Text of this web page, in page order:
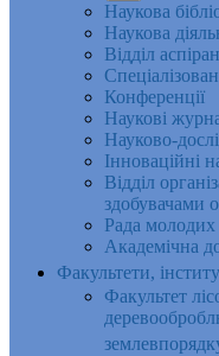
Наукова
Наукова
Відділ
Конференції
Наукові
Науково-
Інноваційні
Відділ
здобувачами
Рада молодих
Академічна
Факультети,
Факультет